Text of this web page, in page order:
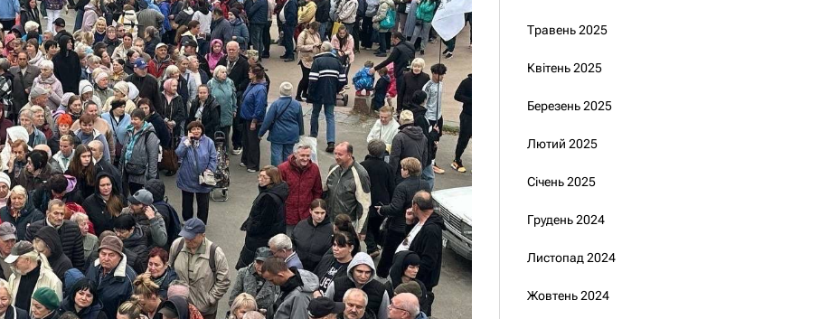
Травень 2025
Квітень 2025
Березень 2025
Лютий 2025
Січень 2025
Грудень 2024
Листопад 2024
Жовтень 2024